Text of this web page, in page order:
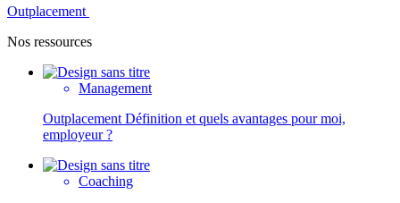
Outplacement
Nos ressources
Management
Outplacement Définition et quels avantages pour moi,
employeur ?
Coaching